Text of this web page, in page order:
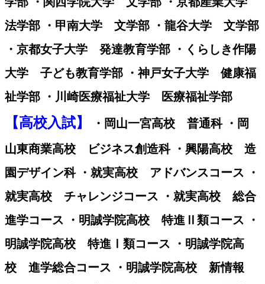
法学部 ・甲南大学 文学部 ・龍谷大学 文学部
・京都女子大学 発達教育学部 ・くらしき作陽
大学 子ども教育学部 ・神戸女子大学 健康福
祉学部 ・川崎医療福祉大学 医療福祉学部
【高校入試】
・岡山一宮高校 普通科 ・岡
山東商業高校 ビジネス創造科 ・興陽高校 造
園デザイン科 ・就実高校 アドバンスコース ・
就実高校 チャレンジコース ・就実高校 総合
進学コース ・明誠学院高校 特進Ⅱ類コース ・
明誠学院高校 特進Ⅰ類コース ・明誠学院高
校 進学総合コース ・明誠学院高校 新情報